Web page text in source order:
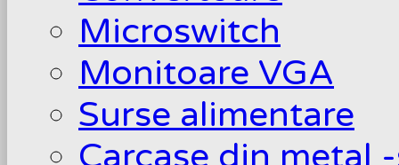
Microswitch
Monitoare VGA
Surse alimentare